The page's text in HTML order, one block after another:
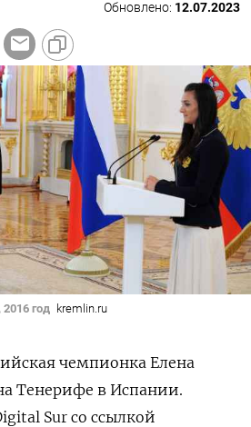
Обновлено: 12.07.2023
год kremlin.ru
чемпионка Елена
Тенерифе в Испании.
Sur со ссылкой